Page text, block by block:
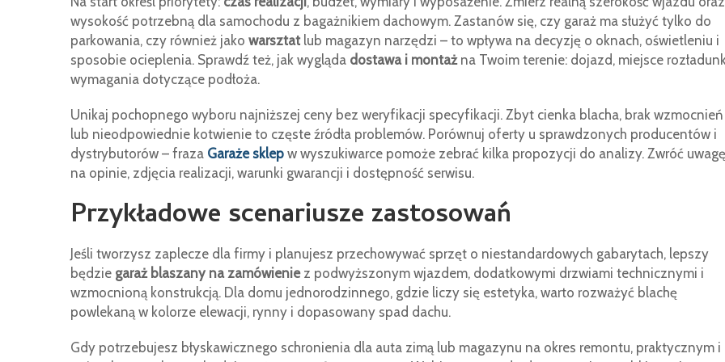
wysokość potrzebną dla samochodu z bagażnikiem dachowym. Zastanów się, czy garaż ma służyć tylko do
parkowania, czy również jako warsztatlub magazyn narzędzi – to wpływa na decyzję o oknach, oświetleniu i
sposobie ocieplenia. Sprawdź też, jak wygląda dostawa i montażna Twoim terenie: dojazd, miejsce
wymagania dotyczące podłoża.
Unikaj pochopnego wyboru najniższej ceny bez weryfikacji specyfikacji. Zbyt cienka blacha, brak wzmocnień
lub nieodpowiednie kotwienie to częste źródła problemów. Porównuj oferty u sprawdzonych producentów i
dystrybutorów – fraza Garaże sklep w wyszukiwarce pomoże zebrać kilka propozycji do analizy. Zwróć uwagę
na opinie, zdjęcia realizacji, warunki gwarancji i dostępność serwisu.
Przykładowe scenariusze zastosowań
Jeśli tworzysz zaplecze dla firmy i planujesz przechowywać sprzęt o niestandardowych gabarytach, lepszy
będzie garaż blaszany na zamówieniez podwyższonym wjazdem, dodatkowymi drzwiami technicznymi i
wzmocnioną konstrukcją. Dla domu jednorodzinnego, gdzie liczy się estetyka, warto rozważyć blachę
powlekaną w kolorze elewacji, rynny i dopasowany spad dachu.
Gdy potrzebujesz błyskawicznego schronienia dla auta zimą lub magazynu na okres remontu, praktycznym i